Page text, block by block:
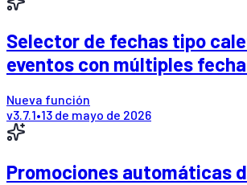
Selector de fechas tipo
eventos con múltiples
Nueva función
v3.7.1•13 de mayo de 2026
Promociones automáticas